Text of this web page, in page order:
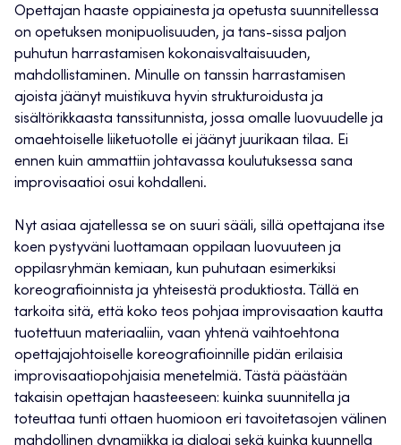
Opettajan haaste oppiainesta ja opetusta suunnitellessa
on opetuksen monipuolisuuden, ja tans-sissa paljon
puhutun harrastamisen kokonaisvaltaisuuden,
mahdollistaminen. Minulle on tanssin harrastamisen
ajoista jäänyt muistikuva hyvin strukturoidusta ja
sisältörikkaasta tanssitunnista, jossa omalle luovuudelle ja
omaehtoiselle liiketuotolle ei jäänyt juurikaan tilaa. Ei
ennen kuin ammattiin johtavassa koulutuksessa sana
improvisaatioi osui kohdalleni.
Nyt asiaa ajatellessa se on suuri sääli, sillä opettajana itse
koen pystyväni luottamaan oppilaan luovuuteen ja
oppilasryhmän kemiaan, kun puhutaan esimerkiksi
koreografioinnista ja yhteisestä produktiosta. Tällä en
tarkoita sitä, että koko teos pohjaa improvisaation kautta
tuotettuun materiaaliin, vaan yhtenä vaihtoehtona
opettajajohtoiselle koreografioinnille pidän erilaisia
improvisaatiopohjaisia menetelmiä. Tästä päästään
takaisin opettajan haasteeseen: kuinka suunnitella ja
toteuttaa tunti ottaen huomioon eri tavoitetasojen välinen
mahdollinen dynamiikka ja dialogi sekä kuinka kuunnella